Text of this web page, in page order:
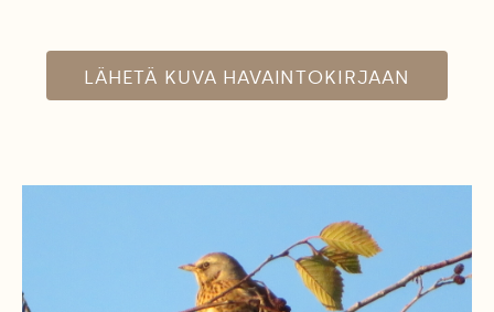
LÄHETÄ KUVA HAVAINTOKIRJAAN